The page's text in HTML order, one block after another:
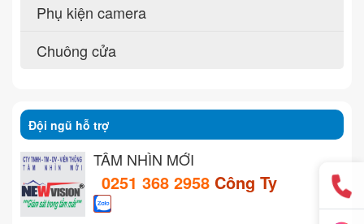
Phụ kiện camera
Chuông cửa
Đội ngũ hỗ trợ
TẦM NHÌN MỚI
0251 368 2958 Công Ty